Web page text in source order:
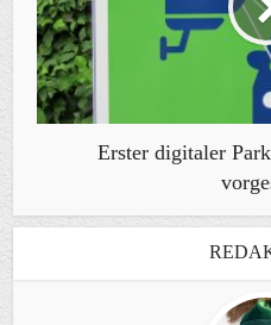
Erster digitaler